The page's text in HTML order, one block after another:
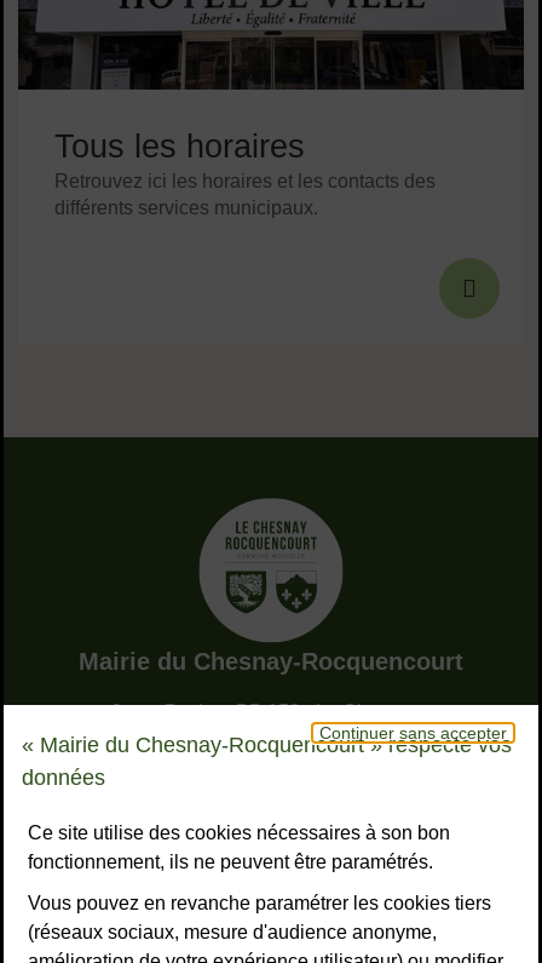
Continuer sans accepter
« Mairie du Chesnay-Rocquencourt » respecte vos
données
Ce site utilise des cookies nécessaires à son bon
fonctionnement, ils ne peuvent être paramétrés.
Vous pouvez en revanche paramétrer les cookies tiers
(réseaux sociaux, mesure d'audience anonyme,
Tous les horaires
Retrouvez ici les horaires et les contacts des
différents services municipaux.
Adresse dans le pied de page
Mairie du Chesnay-Rocquencourt
9, rue Pottier - BP 150 - Le Chesnay
78155 Le Chesnay-Rocquencourt cedex
NOUS CONTACTER
S’ABONNER À LA LETTRE D’INFO
Liens réseaux sociaux